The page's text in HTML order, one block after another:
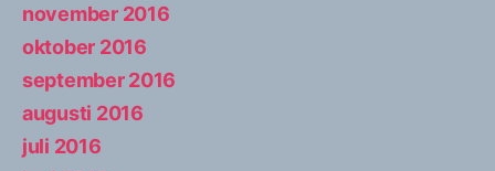
november 2016
oktober 2016
september 2016
augusti 2016
juli 2016